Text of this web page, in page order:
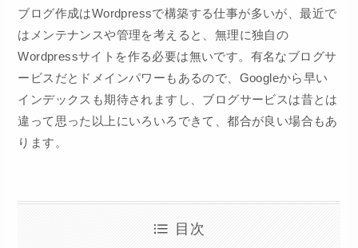
ブログ作成はWordpressで構築する仕事が多いが、最近で
はメンテナンスや管理を考えると、無理に独自の
Wordpressサイトを作る必要は無いです。有名なブログサ
ービスだとドメインパワーもあるので、Googleから早い
インデックスも期待されますし、ブログサービスは昔とは
違って思った以上にいろいろできて、都合が良い場合もあ
ります。
目次